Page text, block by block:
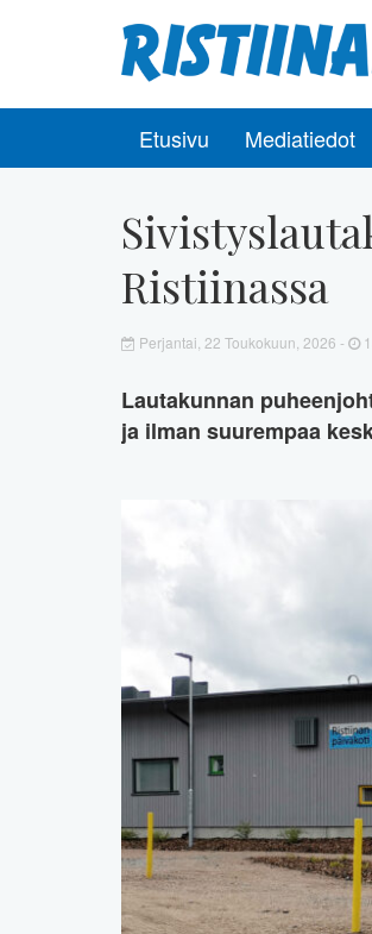
Etusivu Mediatiedot
Ristiinassa
Perjantai, 22 Toukokuun, 2026 -
Lautakunnan
ja ilman suurempaa